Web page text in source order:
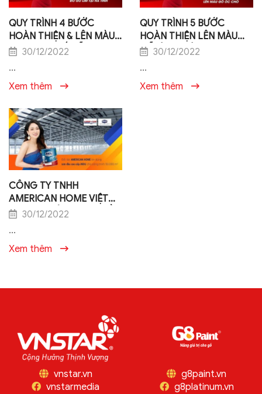
QUY TRÌNH 4 BƯỚC
HOÀN THIỆN & LÊN MÀU
CHO BỘ GHẾ GỖ LIM TẠI
30/12/2022
...
Xem thêm
QUY TRÌNH 5 BƯỚC
HOÀN THIỆN LÊN MÀU
GỖ ÓC CHÓ [VNSTAR
30/12/2022
...
Xem thêm
CÔNG TY TNHH
AMERICAN HOME VIỆT
NAM TIN DÙNG SƠN DẦU
MEDIA]
30/12/2022
...
Xem thêm
vnstar.vn
vnstarmedia
g8paint.vn
g8platinum.vn